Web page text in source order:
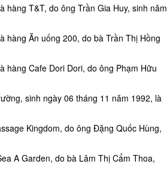
T&T, do ông Trần Gia Huy, sinh năm
hàng Ăn uống 200, do bà Trần Thị Hồng
hàng Cafe Dori Dori, do ông Phạm Hữu
sinh ngày 06 tháng 11 năm 1992, là
Kingdom, do ông Đặng Quốc Hùng,
A Garden, do bà Lâm Thị Cẩm Thoa,